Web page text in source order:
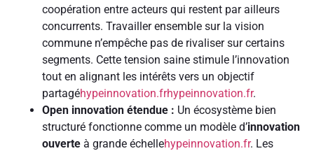
coopération entre acteurs qui restent par ailleurs
concurrents. Travailler ensemble sur la vision
commune n’empêche pas de rivaliser sur certains
segments. Cette tension saine stimule l’innovation
tout en alignant les intérêts vers un objectif
partagéhypeinnovation.frhypeinnovation.fr.
Open innovation étendue : Un écosystème bien
structuré fonctionne comme un modèle d’innovation
ouverte à grande échellehypeinnovation.fr. Les